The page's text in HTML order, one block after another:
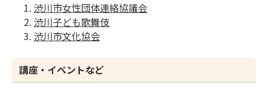
渋川市女性団体連絡協議会
渋川子ども歌舞伎
渋川市文化協会
講座・イベントなど